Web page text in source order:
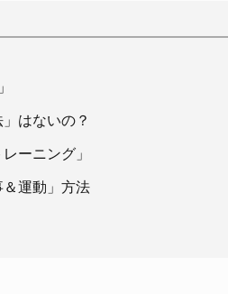
はないの？
ーニング」
運動」方法